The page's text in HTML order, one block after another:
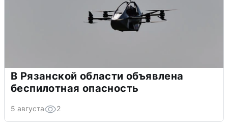
В Рязанской области объявлена
беспилотная опасность
5 августа 2